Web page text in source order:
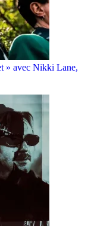
» avec Nikki Lane,